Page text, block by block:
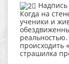
Когда на
ученики и
реальностью.
происходить
страшилка